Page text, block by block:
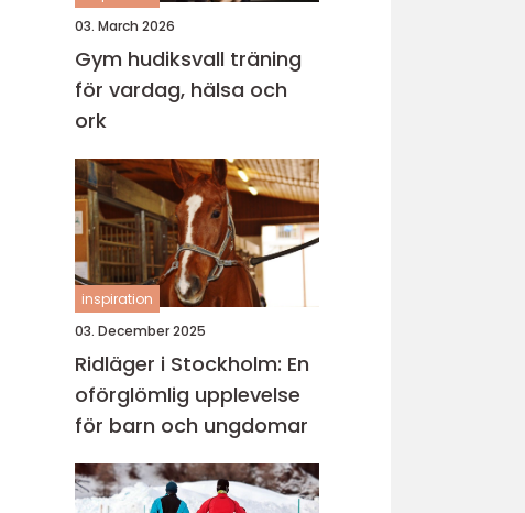
03. March 2026
Gym hudiksvall träning
för vardag, hälsa och
ork
inspiration
03. December 2025
Ridläger i Stockholm: En
oförglömlig upplevelse
för barn och ungdomar